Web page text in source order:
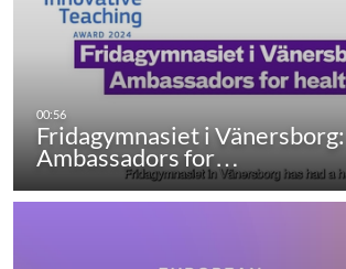
Fridagymnasiet i Vänersborg:
Ambassadors for…